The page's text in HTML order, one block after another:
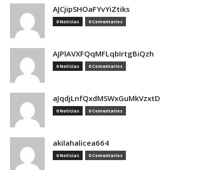
AJCjipSHOaFYvYiZtiks
0 Noticias 0 Comentarios
AJPlAVXFQqMFLqbIrtgBiQzh
0 Noticias 0 Comentarios
aJqdjLnfQxdMSWxGuMkVzxtD
0 Noticias 0 Comentarios
akilahalicea664
0 Noticias 0 Comentarios